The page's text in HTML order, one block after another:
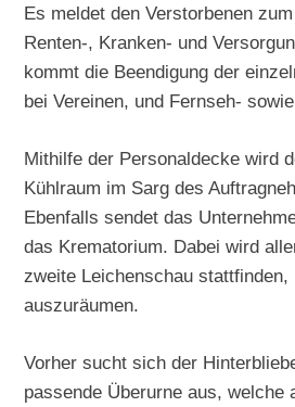
Es meldet den Verstorbenen
Renten-, Kranken- und
kommt die Beendigung der
bei Vereinen, und Fernseh-
Mithilfe der Personaldecke wird
Kühlraum im Sarg des
Ebenfalls sendet das
das Krematorium. Dabei wird
zweite Leichenschau stattfinden,
auszuräumen.
Vorher sucht sich der
passende Überurne aus, welche